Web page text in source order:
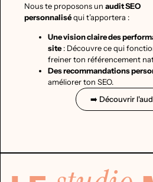
Nous te proposons un audit SEO
personnaliséqui t’apportera :
Une vision claire des
site: Découvre ce qui
freiner ton référencement
Des recommandations
améliorer ton SEO.
➡️ Découvrir